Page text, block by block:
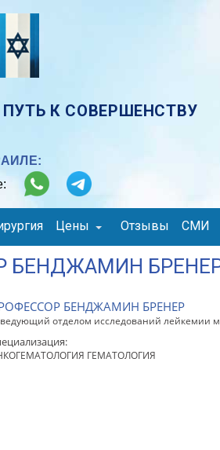
К СОВЕРШЕНСТВУ
Цены Отзывы СМИ
БЕНДЖАМИН
БЕНДЖАМИН БРЕНЕР
отделом исследований лейкемии
ГЕМАТОЛОГИЯ